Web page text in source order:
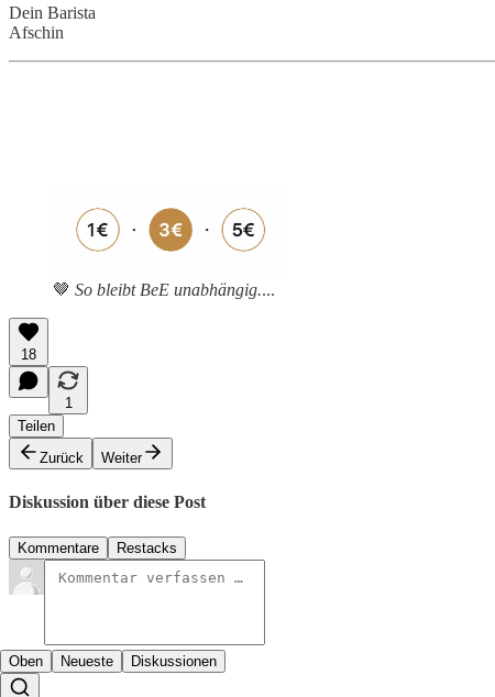
Dein Barista
Afschin
🤎 So bleibt BeE unabhängig....
18
1
Teilen
Zurück
Weiter
Diskussion über diese Post
Kommentare Restacks
Oben Neueste Diskussionen